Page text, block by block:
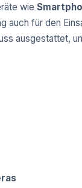
wie
auch für den
ausgestattet,